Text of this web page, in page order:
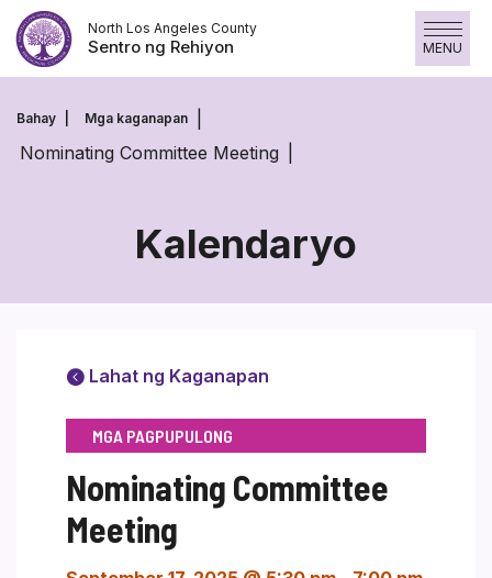
Laktawan
ang
nilalaman
North Los Angeles County
Sentro ng Rehiyon MENU
Bahay Mga kaganapan
Nominating Committee Meeting
Kalendaryo
Lahat ng Kaganapan
MGA PAGPUPULONG
Nominating Committee
Meeting